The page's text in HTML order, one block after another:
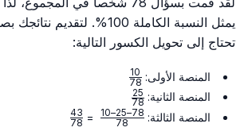
يمثل النسبة الكاملة 100%.
تحتاج إلى تحويل الكسور التالية:
المنصة الأولى: \frac{10}
{78}
78
10
المنصة الثانية: \frac{25}
{78}
78
25
المنصة الثالثة: \frac{78
78
78–25–10
=
\frac{43}78
43